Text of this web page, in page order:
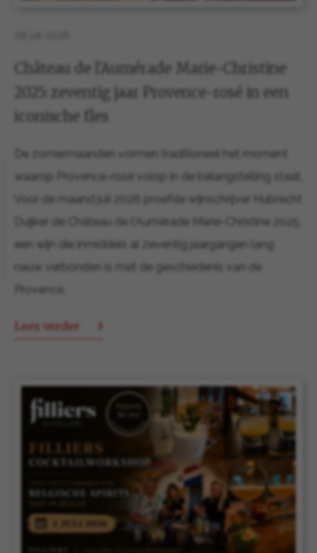
Château de l'Aumérade Marie-Christine
2025: zeventig jaar Provence-rosé in een
iconische fles
De zomermaanden vormen traditioneel het moment
waarop Provence-rosé volop in de belangstelling staat.
Voor de maand juli 2026 proefde wijnschrijver Hubrecht
Duijker de Château de l'Aumérade Marie-Christine 2025,
een wijn die inmiddels al zeventig jaargangen lang
nauw verbonden is met de geschiedenis van de
Provence.
Lees verder